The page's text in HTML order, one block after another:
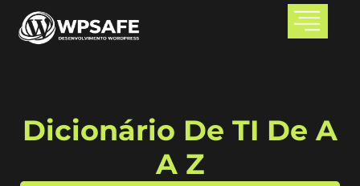
Dicionário De TI De A
A Z